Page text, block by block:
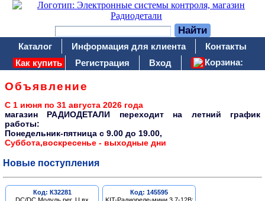
Каталог Информация для клиента
Контакты
Как купить
Регистрация Вход Корзина:
Объявление
С 1 июня по 31 августа 2026 года
магазин РАДИОДЕТАЛИ переходит на летний график
работы:
Понедельник-пятница c 9.00 до 19.00,
Суббота,воскресенье - выходные дни
Новые поступления
Код: К32281
DC/DC Модуль рег. U вх
Код: 145595
KIT-Радиореле-мини 3,7-12В;